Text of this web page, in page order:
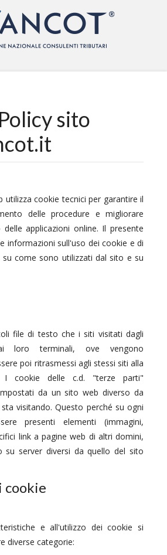
sito
utilizza cookie tecnici per garantire il
delle procedure e migliorare
applicazioni online. Il presente
informazioni sull'uso dei cookie e di
su come sono utilizzati dal sito e su
file di testo che i siti visitati dagli
loro terminali, ove vengono
poi ritrasmessi agli stessi siti alla
I cookie delle c.d. "terze parti"
da un sito web diverso da
visitando. Questo perché su ogni
presenti elementi (immagini,
link a pagine web di altri domini,
su server diversi da quello del sito
cookie
e all'utilizzo dei cookie si
diverse categorie: